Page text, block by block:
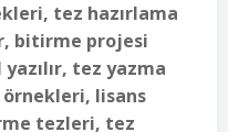
tez hazırlama
bitirme projesi
tez yazma
lisans
tezleri, tez